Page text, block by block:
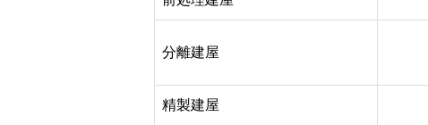
分離建屋
精製建屋